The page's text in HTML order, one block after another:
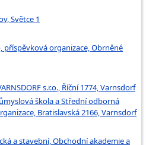
Světce 1
organizace, Obrněné
s.r.o., Říční 1774, Varnsdorf
škola a Střední odborná
Bratislavská 2166, Varnsdorf
a stavební, Obchodní akademie a